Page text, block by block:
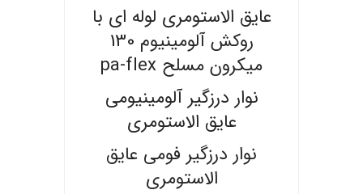
عایق الاستومری لوله ای با
روکش آلومینیوم 130
میکرون مسلح pa-flex
نوار درزگیر آلومینیومی
عایق الاستومری
نوار درزگیر فومی عایق
الاستومری